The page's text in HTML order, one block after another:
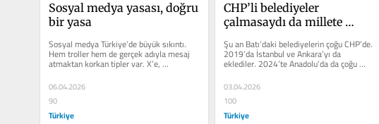
Sosyal medya yasası, doğru
bir yasa
Sosyal medya Türkiye’de büyük sıkıntı.
Hem troller hem de gerçek adıyla mesaj
atmaktan korkan tipler var. X’e,
Instagram’a bir yorum...
06.04.2026
90
Türkiye
CHP’li belediyeler
çalmasaydı da millete
Şu an Batı’daki belediyelerin çoğu CHP’de.
2019’da İstanbul ve Ankara’yı da
eklediler. 2024’te Anadolu’da da çoğu
03.04.2026
100
Türkiye